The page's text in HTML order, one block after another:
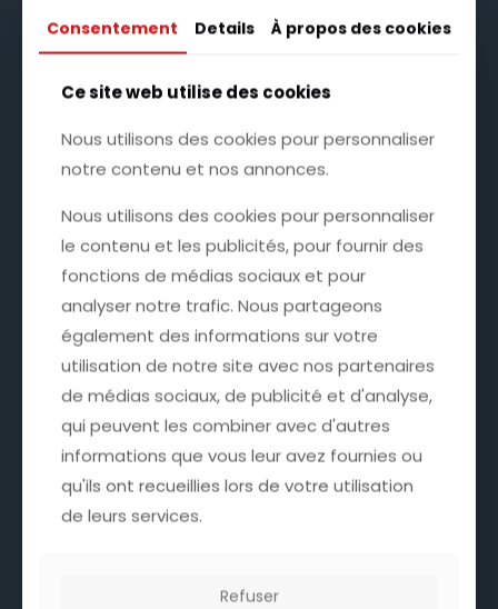
Consentement Details À propos des cookies
Ce site web utilise des cookies
Nous utilisons des cookies pour personnaliser
notre contenu et nos annonces.
Nous utilisons des cookies pour personnaliser
le contenu et les publicités, pour fournir des
fonctions de médias sociaux et pour
analyser notre trafic. Nous partageons
également des informations sur votre
utilisation de notre site avec nos partenaires
de médias sociaux, de publicité et d'analyse,
qui peuvent les combiner avec d'autres
informations que vous leur avez fournies ou
qu'ils ont recueillies lors de votre utilisation
de leurs services.
Refuser
Consentement Details À propos des cookies
Ce site web utilise des cookies
Nous utilisons des cookies pour personnaliser
notre contenu et nos annonces.
Nous utilisons des cookies pour personnaliser
le contenu et les publicités, pour fournir des
fonctions de médias sociaux et pour
analyser notre trafic. Nous partageons
également des informations sur votre
utilisation de notre site avec nos partenaires
de médias sociaux, de publicité et d'analyse,
qui peuvent les combiner avec d'autres
informations que vous leur avez fournies ou
qu'ils ont recueillies lors de votre utilisation
de leurs services.
Refuser